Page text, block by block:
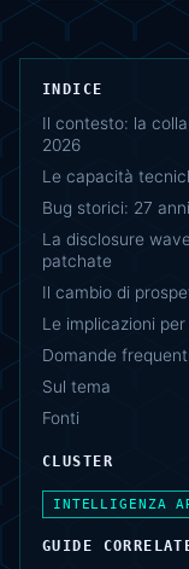
INDICE
Il contesto: la
2026
Le capacità
Bug storici: 27
La disclosure
patchate
Il cambio di
Le implicazioni
Domande frequenti
Sul tema
Fonti
CLUSTER
INTELLIGENZA
GUIDE